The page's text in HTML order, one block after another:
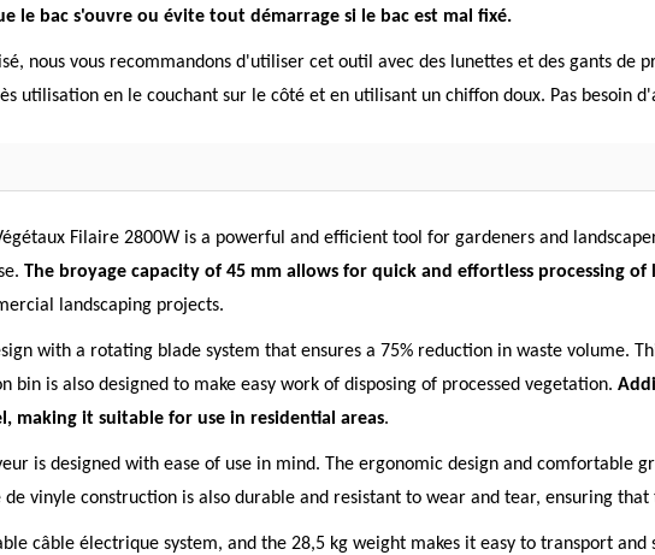
le bac s'ouvre ou évite tout démarrage si le bac est mal fixé.
nous vous recommandons d'utiliser cet outil avec des lunettes et des gants
utilisation en le couchant sur le côté et en utilisant un chiffon doux. Pas besoin
Végétaux Filaire 2800W is a powerful and efficient tool for gardeners and
The broyage capacity of 45 mm allows for quick and effortless processing
landscaping projects.
with a rotating blade system that ensures a 75% reduction in waste volume.
bin is also designed to make easy work of disposing of processed vegetation.
making it suitable for use in residential areas.
is designed with ease of use in mind. The ergonomic design and comfortable
vinyle construction is also durable and resistant to wear and tear, ensuring
câble électrique system, and the 28,5 kg weight makes it easy to transport